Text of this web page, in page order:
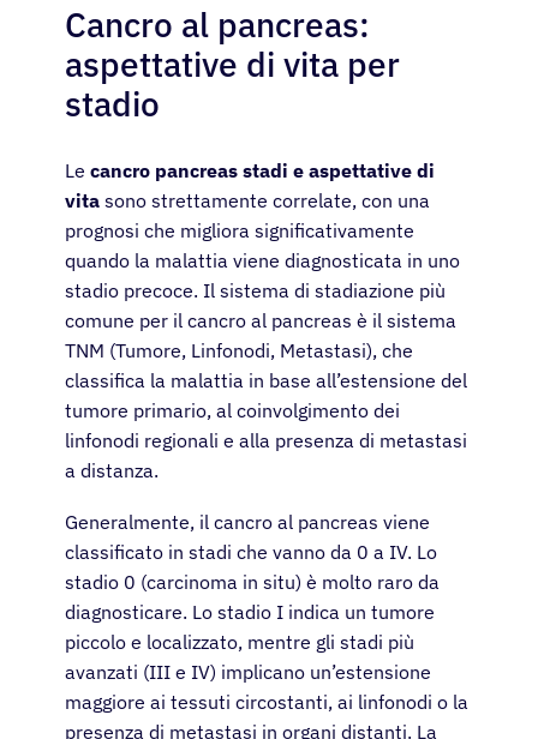
Cancro al pancreas:
aspettative di vita per
stadio
Le cancro pancreas stadi e aspettative di
vita sono strettamente correlate, con una
prognosi che migliora significativamente
quando la malattia viene diagnosticata in uno
stadio precoce. Il sistema di stadiazione più
comune per il cancro al pancreas è il sistema
TNM (Tumore, Linfonodi, Metastasi), che
classifica la malattia in base all’estensione del
tumore primario, al coinvolgimento dei
linfonodi regionali e alla presenza di metastasi
a distanza.
Generalmente, il cancro al pancreas viene
classificato in stadi che vanno da 0 a IV. Lo
stadio 0 (carcinoma in situ) è molto raro da
diagnosticare. Lo stadio I indica un tumore
piccolo e localizzato, mentre gli stadi più
avanzati (III e IV) implicano un’estensione
maggiore ai tessuti circostanti, ai linfonodi o la
presenza di metastasi in organi distanti. La